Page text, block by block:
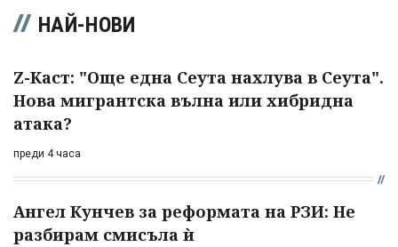
НАЙ-НОВИ
Z-Каст: "Още една Сеута нахлува в Сеута".
Нова мигрантска вълна или хибридна
атака?
преди 4 часа
Ангел Кунчев за реформата на РЗИ: Не
разбирам смисъла ѝ